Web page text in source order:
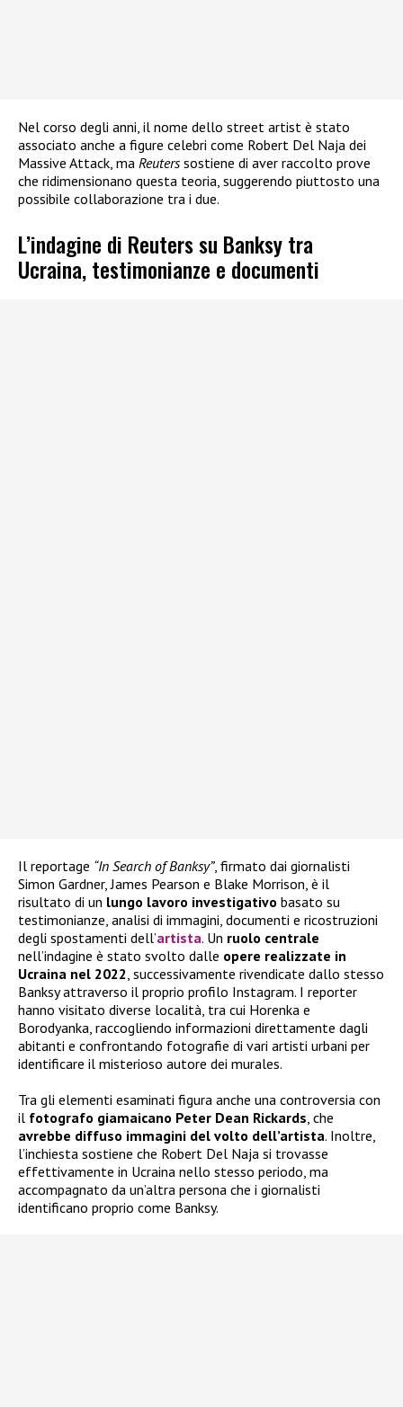
Nel corso degli anni, il nome dello street artist è stato
associato anche a figure celebri come Robert Del Naja dei
Massive Attack, ma Reuterssostiene di aver raccolto prove
che ridimensionano questa teoria, suggerendo piuttosto una
possibile collaborazione tra i due.
L’indagine di Reuters su Banksy tra
Ucraina, testimonianze e documenti
Il reportage “In Search of Banksy”, firmato dai giornalisti
Simon Gardner, James Pearson e Blake Morrison, è il
risultato di un lungo lavoro investigativo basato su
testimonianze, analisi di immagini, documenti e ricostruzioni
degli spostamenti dell’artista. Un ruolo centrale
nell’indagine è stato svolto dalle opere realizzate in
Ucraina nel 2022, successivamente rivendicate dallo stesso
Banksy attraverso il proprio profilo Instagram. I reporter
hanno visitato diverse località, tra cui Horenka e
Borodyanka, raccogliendo informazioni direttamente dagli
abitanti e confrontando fotografie di vari artisti urbani per
identificare il misterioso autore dei murales.
Tra gli elementi esaminati figura anche una controversia con
il fotografo giamaicano Peter Dean Rickards, che
avrebbe diffuso immagini del volto dell’artista. Inoltre,
l’inchiesta sostiene che Robert Del Naja si trovasse
effettivamente in Ucraina nello stesso periodo, ma
accompagnato da un’altra persona che i giornalisti
identificano proprio come Banksy.